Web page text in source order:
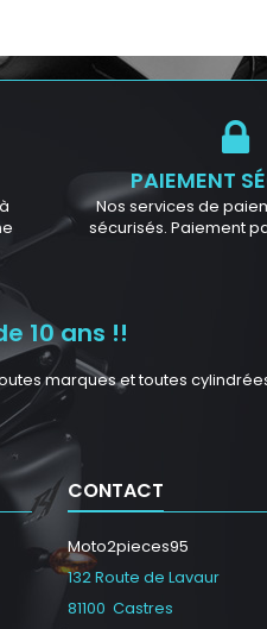
PAIEMENT
Nos services de
sécurisés. Paiement
10 ans !!
marques et toutes
CONTACT
Moto2pieces95
132 Route de Lavaur
81100 Castres